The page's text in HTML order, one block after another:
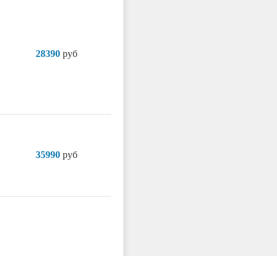
28390 руб
35990 руб